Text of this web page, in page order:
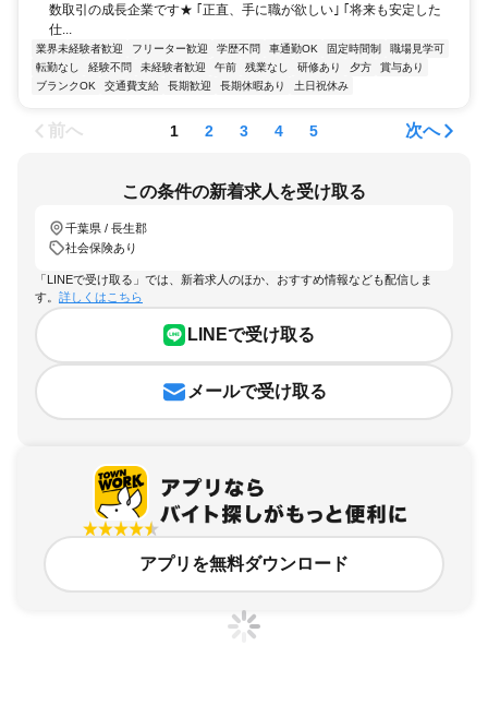
数取引の成長企業です★ ｢正直、手に職が欲しい｣ ｢将来も安定した
仕...
業界未経験者歓迎 フリーター歓迎 学歴不問 車通勤OK 固定時間制
職場見学可
転勤なし
経験不問 未経験者歓迎 午前 残業なし 研修あり 夕方
賞与あり
ブランクOK
交通費支給 長期歓迎 長期休暇あり 土日祝休み
前へ 1 2 3 4 5 次へ
この条件の新着求人を受け取る
千葉県 / 長生郡
社会保険あり
「LINEで受け取る」では、新着求人のほか、おすすめ情報なども配信しま
す。 詳しくはこちら
LINEで受け取る
メールで受け取る
アプリを無料ダウンロード